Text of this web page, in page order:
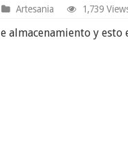
Artesania 1,739
almacenamiento y